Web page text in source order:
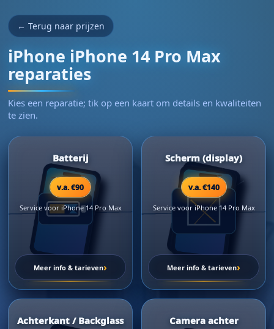
← Terug naar prijzen
iPhone iPhone 14 Pro Max
reparaties
Kies een reparatie; tik op een kaart om details en kwaliteiten
te zien.
Batterij
v.a. €90
Service voor iPhone 14 Pro Max
Meer info & tarieven›
Scherm (display)
v.a. €140
Service voor iPhone 14 Pro Max
Meer info & tarieven›
Achterkant / Backglass Camera achter